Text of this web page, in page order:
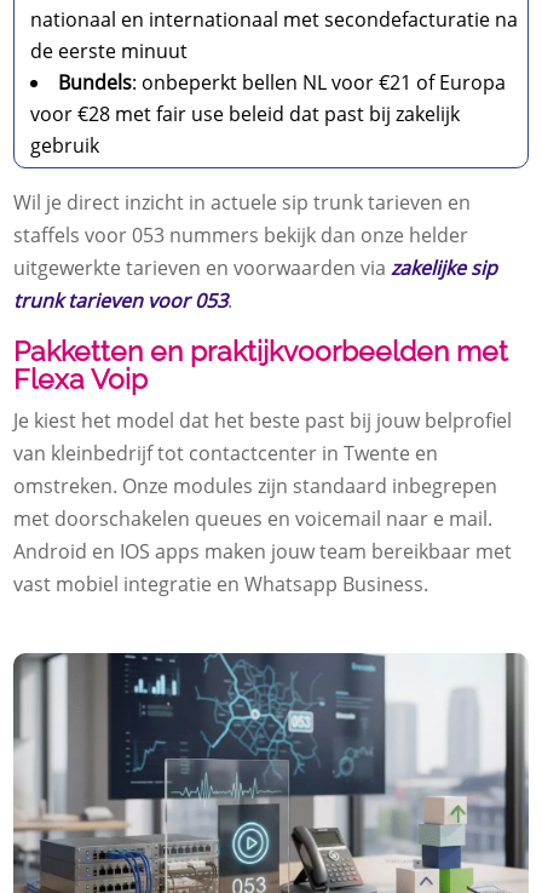
nationaal en internationaal met secondefacturatie na
de eerste minuut
Bundels: onbeperkt bellen NL voor €21 of Europa
voor €28 met fair use beleid dat past bij zakelijk
gebruik
Wil je direct inzicht in actuele sip trunk tarieven en
staffels voor 053 nummers bekijk dan onze helder
uitgewerkte tarieven en voorwaarden viazakelijke sip
trunk tarieven voor 053.​
Pakketten en praktijkvoorbeelden met
Flexa Voip
Je kiest het model dat het beste past bij jouw belprofiel
van kleinbedrijf tot contactcenter in Twente en
omstreken.​ Onze modules zijn standaard inbegrepen
met doorschakelen queues en voicemail naar e mail.​
Android en IOS apps maken jouw team bereikbaar met
vast mobiel integratie en Whatsapp Business.​